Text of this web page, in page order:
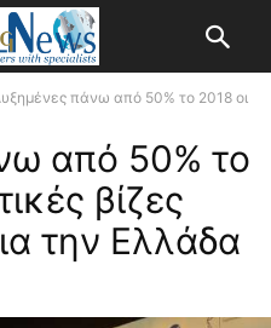
πάνω από 50% το 2018 οι
από 50% το
βίζες
την Ελλάδα